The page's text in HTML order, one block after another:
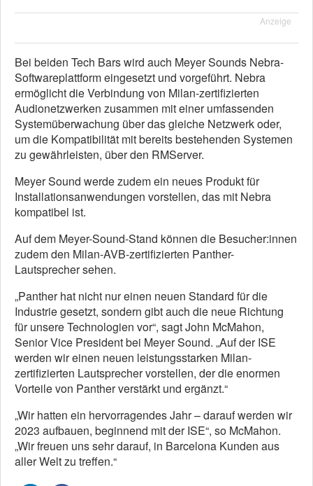
Anzeige
Bei beiden Tech Bars wird auch Meyer Sounds Nebra-
Softwareplattform eingesetzt und vorgeführt. Nebra
ermöglicht die Verbindung von Milan-zertifizierten
Audionetzwerken zusammen mit einer umfassenden
Systemüberwachung über das gleiche Netzwerk oder,
um die Kompatibilität mit bereits bestehenden Systemen
zu gewährleisten, über den RMServer.
Meyer Sound werde zudem ein neues Produkt für
Installationsanwendungen vorstellen, das mit Nebra
kompatibel ist.
Auf dem Meyer-Sound-Stand können die Besucher:innen
zudem den Milan-AVB-zertifizierten Panther-
Lautsprecher sehen.
„Panther hat nicht nur einen neuen Standard für die
Industrie gesetzt, sondern gibt auch die neue Richtung
für unsere Technologien vor“, sagt John McMahon,
Senior Vice President bei Meyer Sound. „Auf der ISE
werden wir einen neuen leistungsstarken Milan-
zertifizierten Lautsprecher vorstellen, der die enormen
Vorteile von Panther verstärkt und ergänzt.“
„Wir hatten ein hervorragendes Jahr – darauf werden wir
2023 aufbauen, beginnend mit der ISE“, so McMahon.
„Wir freuen uns sehr darauf, in Barcelona Kunden aus
aller Welt zu treffen.“